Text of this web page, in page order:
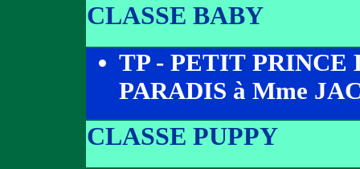
CLASSE BABY
TP - PETIT
PARADIS à Mme
CLASSE PUPPY